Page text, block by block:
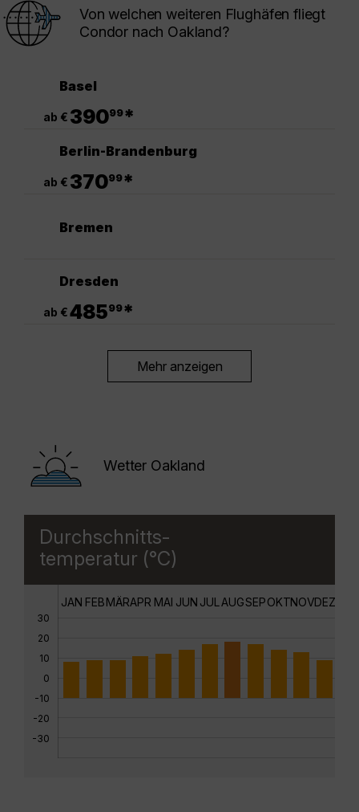
Von welchen weiteren Flughäfen fliegt
Condor nach Oakland?
Basel
ab € 39099*
Berlin-Brandenburg
ab € 37099*
Bremen
Dresden
ab €48599*
Mehr anzeigen
Wetter Oakland
Durchschnitts-
temperatur (°C)
30
20
10
0
-10
-20
-30
JAN FEBMÄRAPR MAI JUN JUL AUGSEPOKTNOVDEZ